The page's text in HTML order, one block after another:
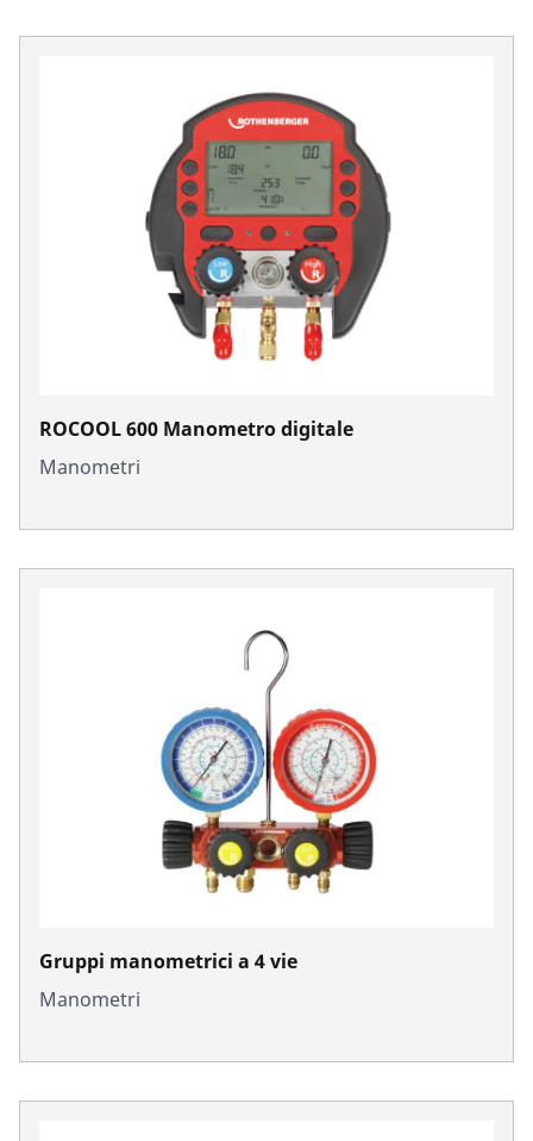
ROCOOL 600 Manometro digitale
Manometri
Gruppi manometrici a 4 vie
Manometri